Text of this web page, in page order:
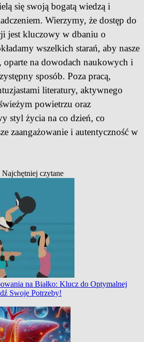
się swoją bogatą wiedzą i
Wierzymy, że dostęp do
jest kluczowy w dbaniu o
wszelkich starań, aby nasze
oparte na dowodach naukowych i
sposób. Poza pracą,
literatury, aktywnego
powietrzu oraz
styl życia na co dzień, co
zaangażowanie i autentyczność w
Najchętniej czytane
na Białko: Klucz do Optymalnej
Swoje Potrzeby!